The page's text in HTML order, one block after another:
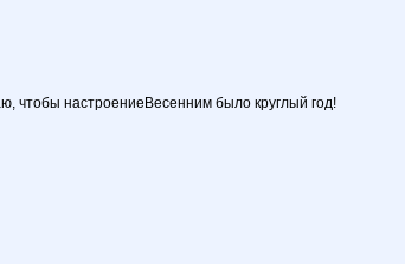
чтобы настроениеВесенним было круглый год!